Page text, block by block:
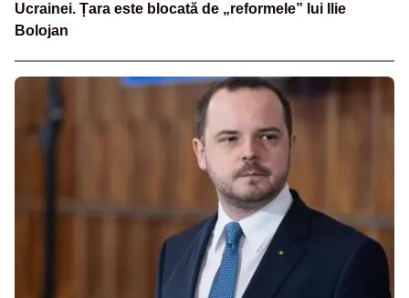
Ucrainei. Țara este blocată de „reformele” lui Ilie
Bolojan